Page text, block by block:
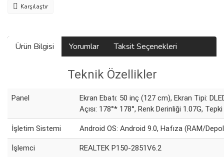
Karşılaştır
Ürün Bilgisi Yorumlar Taksit Seçenekleri
Teknik Özellikler
Panel
Ekran Ebatı: 50 inç (127 cm), Ekran Tipi:
Açısı: 178°* 178°, Renk Derinliği 1.07G,
İşletim Sistemi Android OS: Android 9.0, Hafıza (RAM/
İşlemci REALTEK P150-2851V6.2